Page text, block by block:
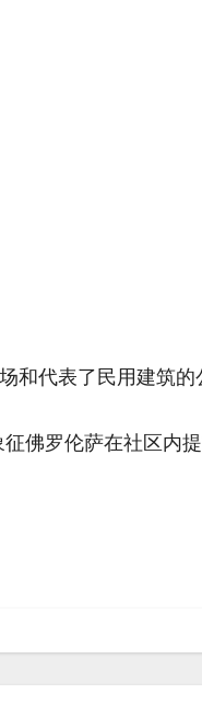
和代表了民用建筑
佛罗伦萨在社区内提